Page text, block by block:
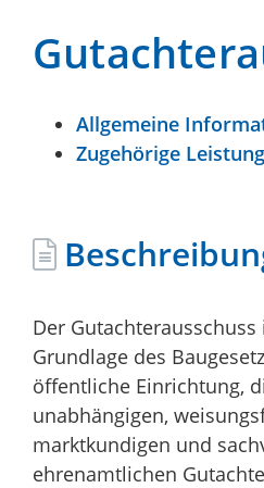
Allgemeine
Zugehörige
Der
Grundlage des
öffentliche Einrichtung,
unabhängigen,
marktkundigen und
ehrenamtlichen